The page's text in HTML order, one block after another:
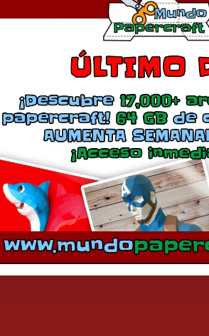
Cíclope
7, 2023
En «Marvel»